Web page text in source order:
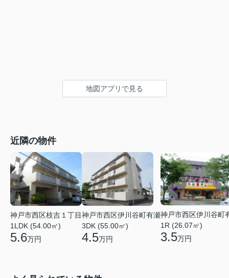
地図アプリで見る
近隣の物件
神戸市西区枝吉１丁目
1LDK (54.00㎡)
5.6万円
神戸市西区伊川谷町有瀬
3DK (55.00㎡)
4.5万円
神戸市西区伊川谷町
1R (26.07㎡)
3.5万円